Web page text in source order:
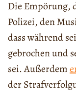
Die Empörung,
Polizei, den
dass während
gebrochen und
sei. Außerdem
der